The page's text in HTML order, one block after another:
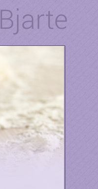
Bjarte